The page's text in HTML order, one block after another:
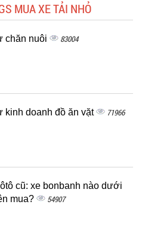
MUA XE TẢI NHỎ
chăn nuôi 83004
kinh doanh đồ ăn vặt 71966
cũ: xe bonbanh nào dưới
mua?
54907